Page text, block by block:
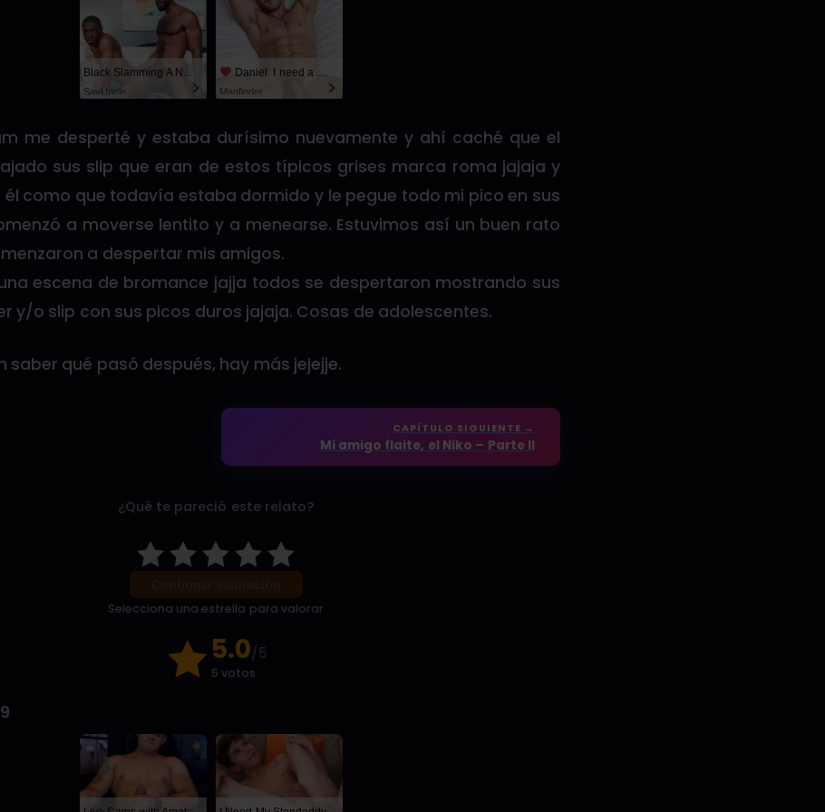
SayUncle
Daniel: I need a man for a spicy night...
Manfinder
me desperté y estaba durísimo nuevamente y ahí caché que el
sus slip que eran de estos típicos grises marca roma jajaja y
como que todavía estaba dormido y le pegue todo mi pico en sus
a moverse lentito y a menearse. Estuvimos así un buen rato
a despertar mis amigos.
escena de bromance jajja todos se despertaron mostrando sus
y/o slip con sus picos duros jajaja. Cosas de adolescentes.
saber qué pasó después, hay más jejejje.
CAPÍTULO SIGUIENTE →
Mi amigo flaite, el Niko – Parte II
¿Qué te pareció este relato?
Selecciona una estrella para valorar
5.0/5
5 votos